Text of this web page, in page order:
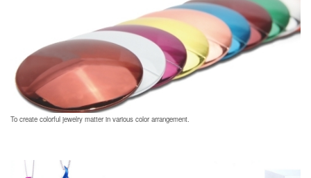
To create colorful jewelry matter in various color arrangement.